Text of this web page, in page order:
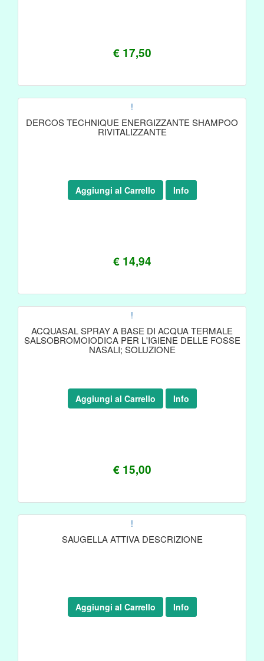
€ 17,50
!
DERCOS TECHNIQUE ENERGIZZANTE SHAMPOO
RIVITALIZZANTE
€ 14,94
Aggiungi al Carrello Info
!
ACQUASAL SPRAY A BASE DI ACQUA TERMALE
SALSOBROMOIODICA PER L'IGIENE DELLE FOSSE
NASALI; SOLUZIONE
€ 15,00
Aggiungi al Carrello Info
!
SAUGELLA ATTIVA DESCRIZIONE
Aggiungi al Carrello Info